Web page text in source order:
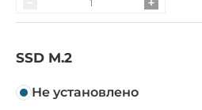
SSD M.2
Не установлено